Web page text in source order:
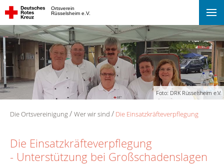
Ortsverein
Rüsselsheim e.V.
Foto: DRK Rüsselsheim e.V.
Die Ortsvereinigung Wer wir sind Die Einsatzkräfteverpflegung
Die Einsatzkräfteverpflegung
- Unterstützung bei Großschadenslagen